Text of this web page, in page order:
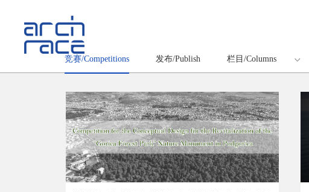
竞赛/Competitions 发布/Publish 栏目/Columns